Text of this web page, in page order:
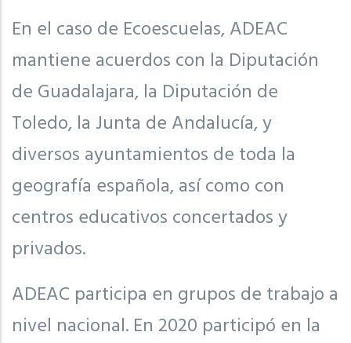
En el caso de Ecoescuelas, ADEAC
mantiene acuerdos con la Diputación
de Guadalajara, la Diputación de
Toledo, la Junta de Andalucía, y
diversos ayuntamientos de toda la
geografía española, así como con
centros educativos concertados y
privados.
ADEAC participa en grupos de trabajo a
nivel nacional. En 2020 participó en la